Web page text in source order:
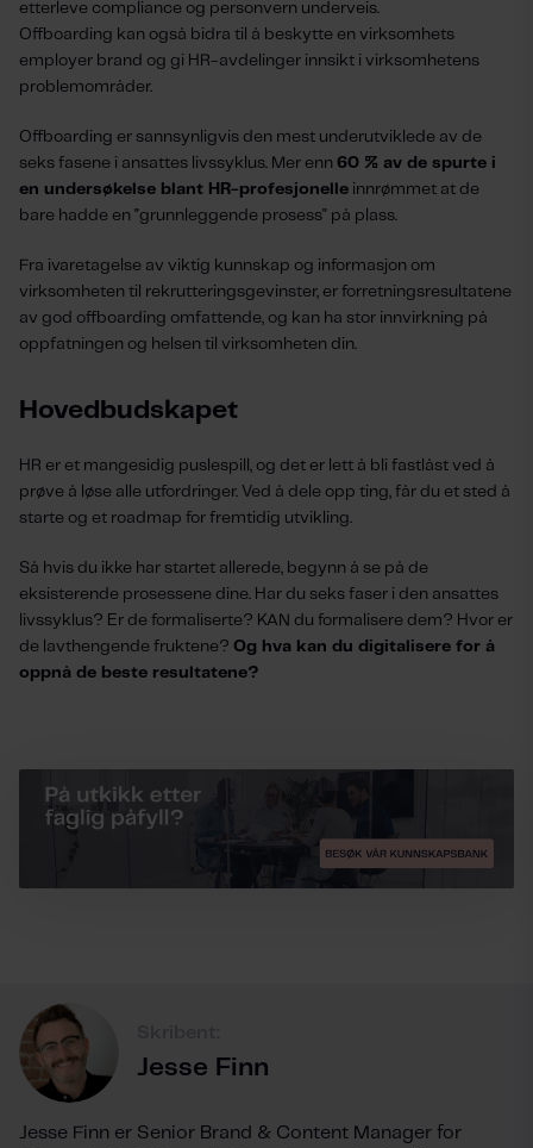
etterleve compliance og personvern underveis.
Offboarding kan også bidra til å beskytte en virksomhets
employer brand og gi HR-avdelinger innsikt i virksomhetens
problemområder.
Offboarding er sannsynligvis den mest underutviklede av de
seks fasene i ansattes livssyklus. Mer enn 60 % av de spurte i
en undersøkelse blant HR-profesjonelle innrømmet at de
bare hadde en "grunnleggende prosess" på plass.
Fra ivaretagelse av viktig kunnskap og informasjon om
virksomheten til rekrutteringsgevinster, er forretningsresultatene
av god offboarding omfattende, og kan ha stor innvirkning på
oppfatningen og helsen til virksomheten din.
Hovedbudskapet
HR er et mangesidig puslespill, og det er lett å bli fastlåst ved å
prøve å løse alle utfordringer. Ved å dele opp ting, får du et sted å
starte og et roadmap for fremtidig utvikling.
Så hvis du ikke har startet allerede, begynn å se på de
eksisterende prosessene dine. Har du seks faser i den ansattes
livssyklus? Er de formaliserte? KAN du formalisere dem? Hvor er
de lavthengende fruktene? Og hva kan du digitalisere for å
oppnå de beste resultatene?
Jesse Finn
Jesse Finn er Senior Brand & Content Manager for